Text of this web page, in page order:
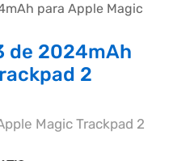
de 2024mAh
2
Magic Trackpad 2